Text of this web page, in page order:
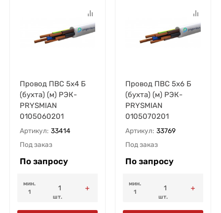
Провод ПВС 5х4 Б
(бухта) (м) РЭК-
PRYSMIAN
0105060201
Артикул: 33414
Под заказ
По запросу
мин.
1
шт.
Провод ПВС 5х6 Б
(бухта) (м) РЭК-
PRYSMIAN
0105070201
Артикул: 33769
Под заказ
По запросу
мин.
1
шт.